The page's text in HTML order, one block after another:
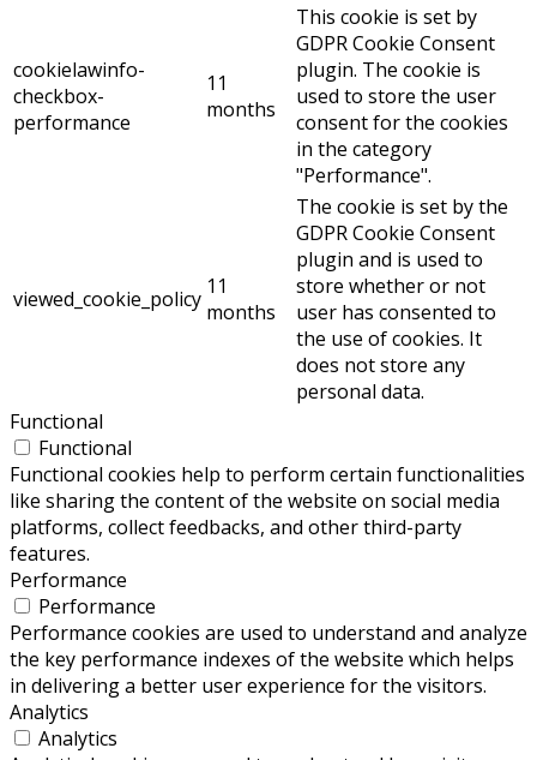
cookielawinfo-
checkbox-
performance
11
months
This cookie is set by
GDPR Cookie Consent
plugin. The cookie is
used to store the user
consent for the cookies
in the category
"Performance".
viewed_cookie_policy 11
months
The cookie is set by the
GDPR Cookie Consent
plugin and is used to
store whether or not
user has consented to
the use of cookies. It
does not store any
personal data.
Functional
Functional
Functional cookies help to perform certain functionalities
like sharing the content of the website on social media
platforms, collect feedbacks, and other third-party
features.
Performance
Performance
Performance cookies are used to understand and analyze
the key performance indexes of the website which helps
in delivering a better user experience for the visitors.
Analytics
Analytics